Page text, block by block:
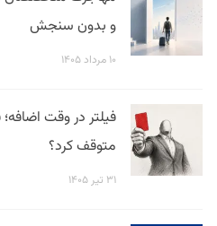
و بدون سنجش
۱۰ مرداد ۱۴۰۵
متوقف کرد؟
۳۱ تیر ۱۴۰۵